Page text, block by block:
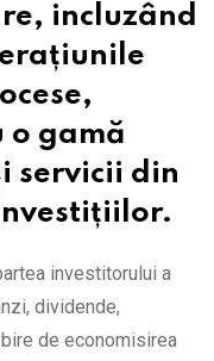
incluzând
o gamă
servicii din
investitorului a
dividende,
de economisirea